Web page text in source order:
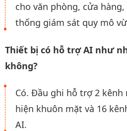
cho văn phòng, cửa
thống giám sát quy mô
Thiết bị có hỗ trợ AI như
không?
Có. Đầu ghi hỗ trợ 2 kênh
hiện khuôn mặt và 16
AI.